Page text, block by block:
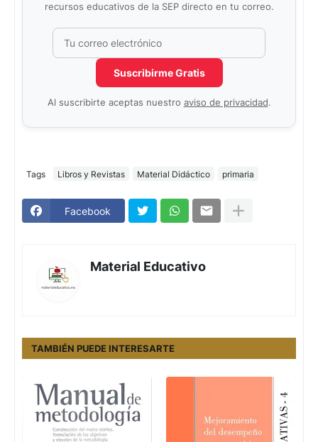
recursos educativos de la SEP directo en tu correo.
No completar este campo
Suscribirme Gratis
Al suscribirte aceptas nuestro aviso de privacidad.
Tags Libros y Revistas Material Didáctico primaria
Facebook
Material Educativo
TAMBIÉN PUEDE INTERESARTE